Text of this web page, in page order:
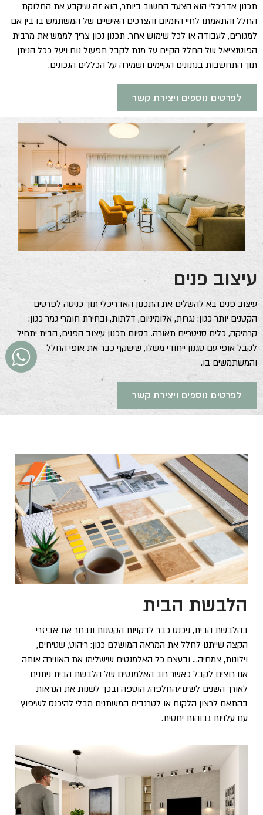
תכנון אדריכלי הוא הצעד החשוב ביותר, הוא זה שיקבע את החלוקת
החלל והתאמתו לחיי היומיום והצרכים האישיים של המשתמש בו בין אם
למגורים, לעבודה או לכל שימוש אחר. תכנון נכון צריך לממש את מרבית
הפוטנציאל של החלל הקיים על מנת לקבל תפעול נוח ויעל ככל הניתן
תוך התחשבות בנתונים הקיימים ושמירה על הכללים הנכונים.
לפרטים נוספים ויצירת קשר
עיצוב פנים
עיצוב פנים בא להשלים את התכנון האדריכלי תוך כניסה לפרטים
הקטנים יותר כגון: נגרות, אלומיניום, דלתות, ובחירת חומרי גמר כגון:
קרמיקה, כלים סניטריים תאורה. בסיום תכנון עיצוב הפנים, הבית יתחיל
לקבל אופי עם סגנון ייחודי משלו, שישקף כבר את אופי החלל
והמשתמשים בו.
לפרטים נוספים ויצירת קשר
הלבשת הבית
בהלבשת הבית, ניכנס כבר לדקויות הקטנות ונבחר את אביזרי
הקצה שייתנו לחלל את המראה המושלם כגון: ריהוט, שטיחים,
וילונות, צמחיה… ובעצם כל האלמנטים שישלימו את האווירה אותה
אנו רוצים לקבל כאשר רוב האלמנטים של הלבשת הבית ניתנים
לאורך השנים לשינוי/החלפה/ הוספה ובכך לשנות את הנראות
בהתאם לרצון הלקוח או לטרנדים המשתנים מבלי להיכנס לשיפוץ
עם עלויות גבוהות יחסית.